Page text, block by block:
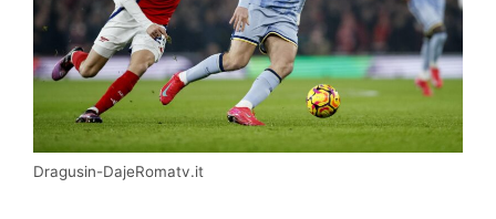
Dragusin-DajeRomatv.it